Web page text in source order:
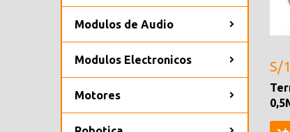
Modulos de Audio
Modulos Electronicos
Motores
S/